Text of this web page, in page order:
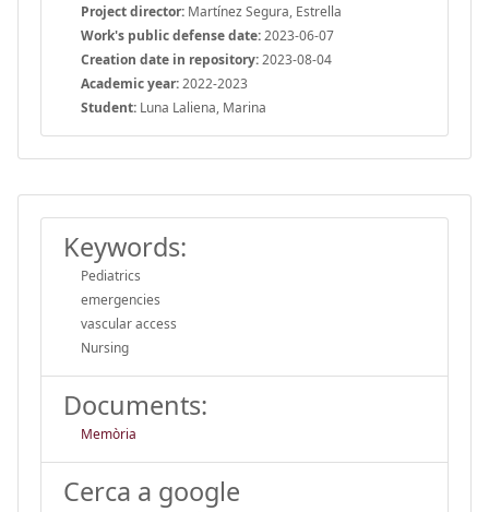
Project director: Martínez Segura, Estrella
Work's public defense date:2023-06-07
Creation date in repository:2023-08-04
Academic year:2022-2023
Student: Luna Laliena, Marina
Keywords:
Pediatrics
emergencies
vascular access
Nursing
Documents:
Memòria
Cerca a google